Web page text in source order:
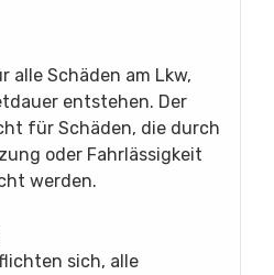
alle Schäden am Lkw,
entstehen. Der
für Schäden, die durch
oder Fahrlässigkeit
werden.
sich, alle